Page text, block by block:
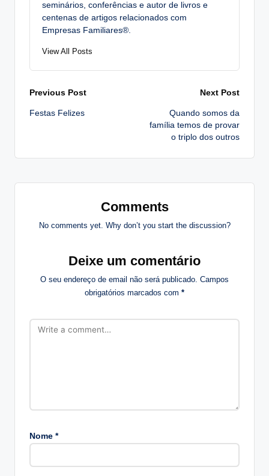
seminários, conferências e autor de livros e
centenas de artigos relacionados com
Empresas Familiares®.
View All Posts
Post
navigation
Previous Post
Festas Felizes
Next Post
Quando somos da
família temos de provar
o triplo dos outros
Comments
No comments yet. Why don’t you start the discussion?
Deixe um comentário
O seu endereço de email não será publicado. Campos
obrigatórios marcados com *
Nome *